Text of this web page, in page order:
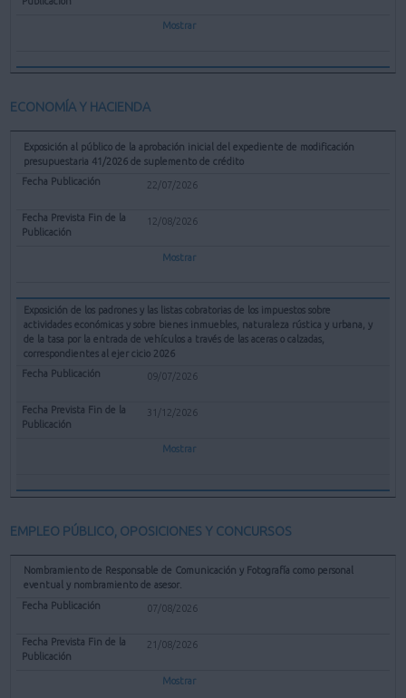
Mostrar
ECONOMÍA Y HACIENDA
Exposición al público de la aprobación inicial del expediente de modificación
presupuestaria 41/2026 de suplemento de crédito
22/07/2026
12/08/2026
Mostrar
Exposición de los padrones y las listas cobratorias de los impuestos sobre
actividades económicas y sobre bienes inmuebles, naturaleza rústica y urbana, y
de la tasa por la entrada de vehículos a través de las aceras o calzadas,
correspondientes al ejer cicio 2026
09/07/2026
31/12/2026
Mostrar
EMPLEO PÚBLICO, OPOSICIONES Y CONCURSOS
Nombramiento de Responsable de Comunicación y Fotografía como personal
eventual y nombramiento de asesor.
07/08/2026
21/08/2026
Mostrar